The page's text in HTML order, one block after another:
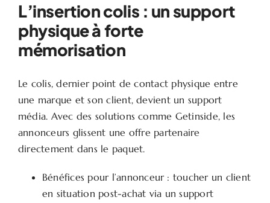
L’insertion colis : un support
physique à forte
mémorisation
Le colis, dernier point de contact physique entre
une marque et son client, devient un support
média. Avec des solutions comme Getinside, les
annonceurs glissent une offre partenaire
directement dans le paquet.
Bénéfices pour l’annonceur : toucher un client
en situation post-achat via un support